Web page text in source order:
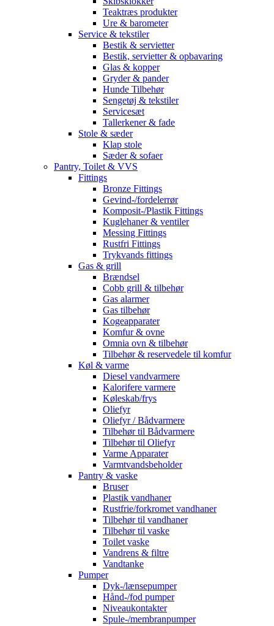
Teaktræs produkter
Ure & barometer
Service & tekstiler
Bestik & servietter
Bestik, servietter & opbavaring
Glas & kopper
Gryder & pander
Hunde Tilbehør
Sengetøj & tekstiler
Servicesæt
Tallerkener & fade
Stole & sæder
Klap stole
Sæder & sofaer
Pantry, Toilet & VVS
Fittings
Bronze Fittings
Gevind-/fordelerrør
Komposit-/Plastik Fittings
Kuglehaner & ventiler
Messing Fittings
Rustfri Fittings
Trykvands fittings
Gas & grill
Brændsel
Cobb grill & tilbehør
Gas alarmer
Gas tilbehør
Kogeapparater
Komfur & ovne
Omnia ovn & tilbehør
Tilbehør & reservedele til komfur
Køl & varme
Diesel vandvarmere
Kalorifere varmere
Køleskab/frys
Oliefyr
Oliefyr / Bådvarmere
Tilbehør til Bådvarmere
Tilbehør til Oliefyr
Varme Apparater
Varmtvandsbeholder
Pantry & vaske
Bruser
Plastik vandhaner
Rustfrie/forkromet vandhaner
Tilbehør til vandhaner
Tilbehør til vaske
Toilet vaske
Vandrens & filtre
Vandtanke
Pumper
Dyk-/lænsepumper
Hånd-/fod pumper
Niveaukontakter
Spule-/membranpumper